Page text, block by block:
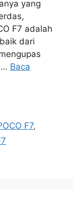
yang
F7 adalah
dari
… Baca
F7,